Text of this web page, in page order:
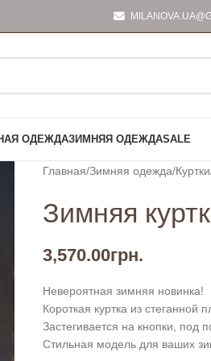
ОДЕЖДАЗИМНЯЯ ОДЕЖДАSALE
Главная Зимняя одежда Куртки
Зимняя
3,570.00грн.
Невероятная зимняя новинка!
Короткая куртка из стеганной
Застегивается на кнопки, под
Стильная модель для ваших